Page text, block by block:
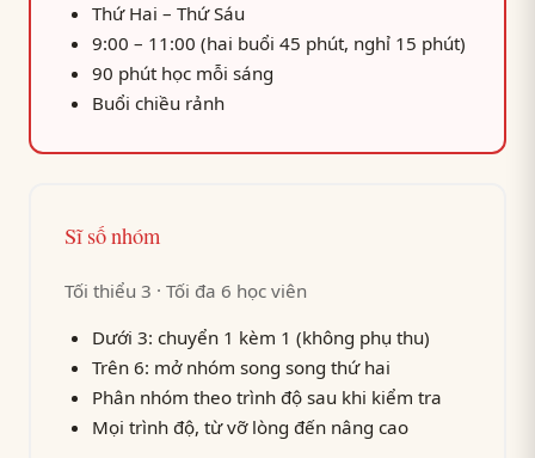
Thứ Hai – Thứ Sáu
9:00 – 11:00 (hai buổi 45 phút, nghỉ 15 phút)
90 phút học mỗi sáng
Buổi chiều rảnh
Sĩ số nhóm
Tối thiểu 3 · Tối đa 6 học viên
Dưới 3: chuyển 1 kèm 1 (không phụ thu)
Trên 6: mở nhóm song song thứ hai
Phân nhóm theo trình độ sau khi kiểm tra
Mọi trình độ, từ vỡ lòng đến nâng cao